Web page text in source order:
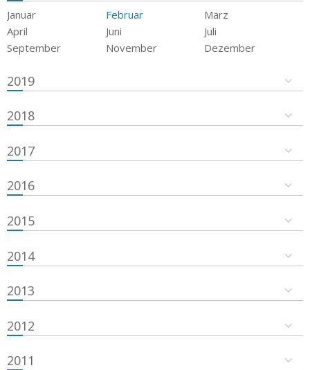
Januar Februar
März
April
Juni
Juli
September
November Dezember
2019
2018
2017
2016
2015
2014
2013
2012
2011